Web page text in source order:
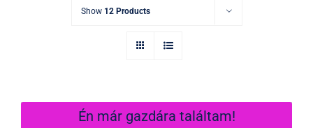
Show 12 Products
Én már gazdára találtam!